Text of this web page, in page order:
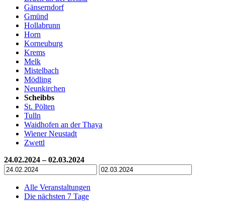
Gänserndorf
Gmünd
Hollabrunn
Horn
Korneuburg
Krems
Melk
Mistelbach
Mödling
Neunkirchen
Scheibbs
St. Pölten
Tulln
Waidhofen an der Thaya
Wiener Neustadt
Zwettl
24.02.2024 – 02.03.2024
Alle Veranstaltungen
Die nächsten 7 Tage